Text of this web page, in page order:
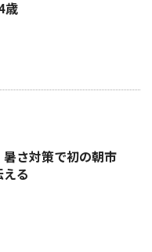
歳
さ対策で初の朝市
る